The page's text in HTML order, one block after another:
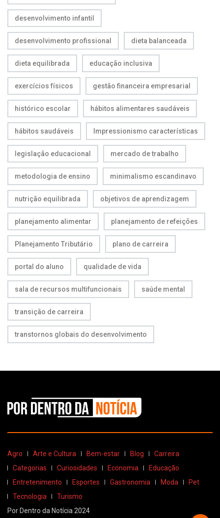
desenvolvimento infantil
desenvolvimento profissional dieta balanceada
dieta equilibrada educação inclusiva
exercícios físicos gestão financeira empresarial
histórico escolar hábitos alimentares saudáveis
hábitos saudáveis Impressionismo características
legislação educacional mercado de trabalho
metodologia de ensino minimalismo escandinavo
nutrição equilibrada objetivos de aprendizagem
planejamento alimentar planejamento de refeições
Planejamento Tributário plano de carreira
portal do aluno qualidade de vida
sala de recursos multifuncionais saúde mental
transição de carreira
transtornos globais do desenvolvimento
Agro Arte e Cultura Bem-estar Blog
Carreira
Categorias
Curiosidades Economia
Educação
Entretenimento
Esportes Gastronomia Moda
Pet
Tecnologia
Turismo
Por Dentro da Notícia 2024